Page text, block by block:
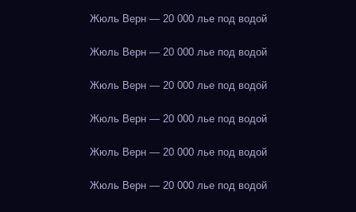
Жюль Верн — 20 000 лье под водой
Жюль Верн — 20 000 лье под водой
Жюль Верн — 20 000 лье под водой
Жюль Верн — 20 000 лье под водой
Жюль Верн — 20 000 лье под водой
Жюль Верн — 20 000 лье под водой